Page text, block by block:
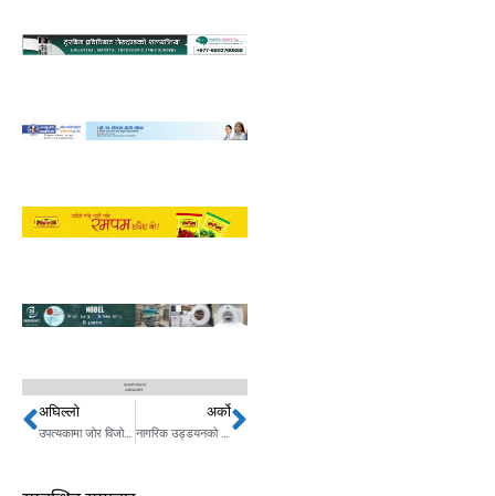
Prev
अघिल्लो
उपत्यकामा जोर विजोर, सडकमा सवारी चाप घट्यो
अर्को
नागरिक उड्डयनको बजेट, विराटनगर विमानस्थल परेन Next